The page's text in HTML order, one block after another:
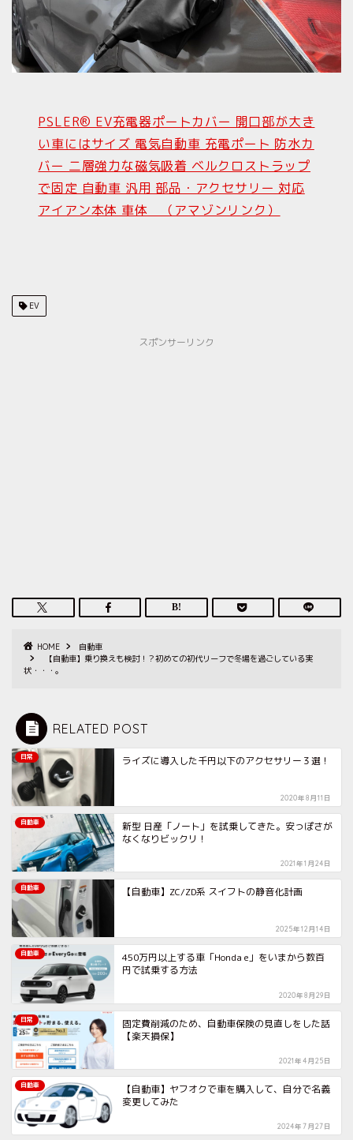
PSLER® EV充電器ポートカバー 開口部が大き
い車にはサイズ 電気自動車 充電ポート 防水カ
バー 二層強力な磁気吸着 ベルクロストラップ
で固定 自動車 汎用 部品・アクセサリー 対応
アイアン本体 車体 （アマゾンリンク）
EV
スポンサーリンク
HOME
自動車
【自動車】乗り換えも検討！？初めての初代リーフで冬場を過ごしている実
状・・・。
RELATED POST
日常 ライズに導入した千円以下のアクセサリー３選！
2020年8月11日
自動車
新型 日産「ノート」を試乗してきた。安っぽさが
なくなりビックリ！
2021年1月24日
自動車 【自動車】ZC/ZD系 スイフトの静音化計画
2025年12月14日
自動車
450万円以上する車「Honda e」をいまから数百
円で試乗する方法
2020年8月29日
日常
固定費削減のため、自動車保険の見直しをした話
【楽天損保】
2021年4月25日
自動車
【自動車】ヤフオクで車を購入して、自分で名義
変更してみた
2024年7月27日